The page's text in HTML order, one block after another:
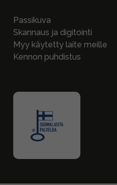
Passikuva
Skannaus ja digitointi
Myy käytetty laite meille
Kennon puhdistus